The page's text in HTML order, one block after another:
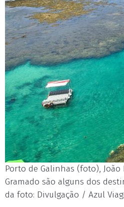
Porto de Galinhas (foto), João
Gramado são alguns dos
da foto: Divulgação / Azul